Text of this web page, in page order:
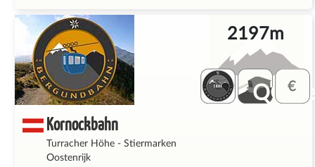
Kornockbahn
Turracher Höhe- Stiermarken
Oostenrijk
2197m